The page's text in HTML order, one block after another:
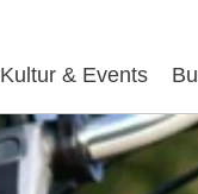
Suche
Kultur & Events